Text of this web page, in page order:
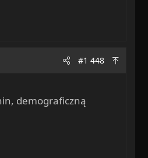
#1 448
demograficzną